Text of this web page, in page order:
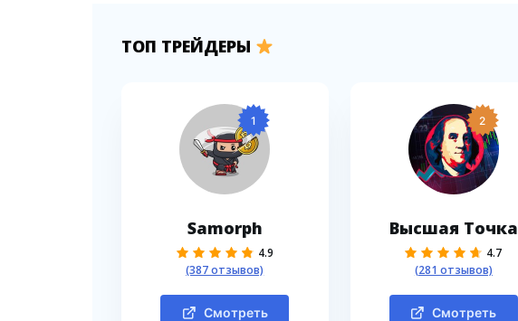
ТОП ТРЕЙДЕРЫ
1
Samorph
4.9
(387 отзывов)
Смотреть
2
Высшая Точка
4.7
(281 отзывов)
Смотреть